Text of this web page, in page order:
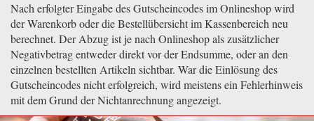
Nach erfolgter Eingabe des Gutscheincodes im Onlineshop wird
der Warenkorb oder die Bestellübersicht im Kassenbereich neu
berechnet. Der Abzug ist je nach Onlineshop als zusätzlicher
Negativbetrag entweder direkt vor der Endsumme, oder an den
einzelnen bestellten Artikeln sichtbar. War die Einlösung des
Gutscheincodes nicht erfolgreich, wird meistens ein Fehlerhinweis
mit dem Grund der Nichtanrechnung angezeigt.